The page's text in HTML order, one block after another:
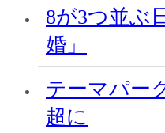
8が3つ並ぶ
婚」
テーマパー
超に